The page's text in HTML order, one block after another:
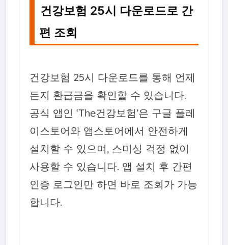
건강보험 25시 다운로드로 간
편 조회
건강보험 25시 다운로드를 통해 언제
든지 환급금을 확인할 수 있습니다.
공식 앱인 ‘The건강보험’은 구글 플레
이스토어와 앱스토어에서 안전하게
설치할 수 있으며, 스미싱 걱정 없이
사용할 수 있습니다. 앱 설치 후 간편
인증 로그인만 하면 바로 조회가 가능
합니다.